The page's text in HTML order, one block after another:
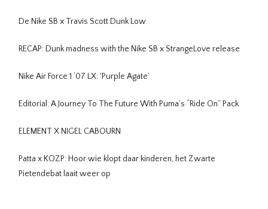
De Nike SB x Travis Scott Dunk Low
RECAP: Dunk madness with the Nike SB x StrangeLove release
Nike Air Force 1 ‘07 LX: 'Purple Agate’
Editorial: A Journey To The Future With Puma’s “Ride On” Pack
ELEMENT X NIGEL CABOURN
Patta x KOZP: Hoor wie klopt daar kinderen, het Zwarte
Pietendebat laait weer op